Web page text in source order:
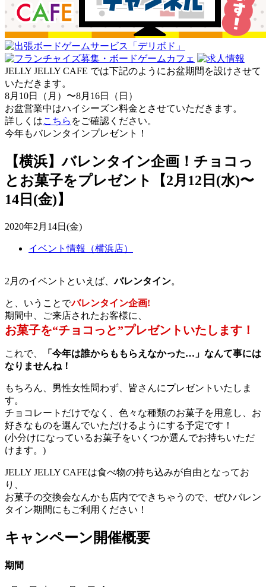
JELLY JELLY CAFE では下記のようにお盆期間を設けさせて
いただきます。
8月10日（月）〜8月16日（日）
お盆営業中はハイシーズン料金とさせていただきます。
詳しくはこちら をご確認ください。
今年もバレンタインプレゼント！
【横浜】バレンタイン企画！チョコっ
とお菓子をプレゼント【2月12日(水)〜
14日(金)】
2020年2月14日(金)
イベント情報（横浜店）
2月のイベントといえば、バレンタイン。
と、いうことでバレンタイン企画!
期間中、ご来店されたお客様に、
お菓子を“チョコっと”プレゼントいたします！
これで、
「今年は誰からももらえなかった…」なんて事には
なりませんね！
もちろん、男性女性問わず、皆さんにプレゼントいたしま
す。
チョコレートだけでなく、色々な種類のお菓子を用意し、お
好きなものを選んでいただけるようにする予定です！
(小分けになっているお菓子をいくつか選んでお持ちいただ
けます。)
JELLY JELLY CAFEは食べ物の持ち込みが自由となってお
り、
お菓子の交換会なんかも店内でできちゃうので、ぜひバレン
タイン期間にもご利用ください！
キャンペーン開催概要
期間